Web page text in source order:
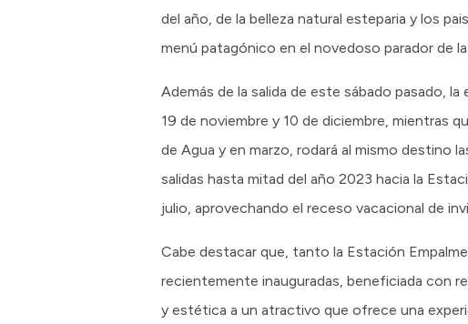
del año, de la belleza natural esteparia y los
menú patagónico en el novedoso parador de
Además de la salida de este sábado pasado,
19 de noviembre y 10 de diciembre, mientras
de Agua y en marzo, rodará al mismo destino
salidas hasta mitad del año 2023 hacia la
julio, aprovechando el receso vacacional de
Cabe destacar que, tanto la Estación
recientemente inauguradas, beneficiada con
y estética a un atractivo que ofrece una